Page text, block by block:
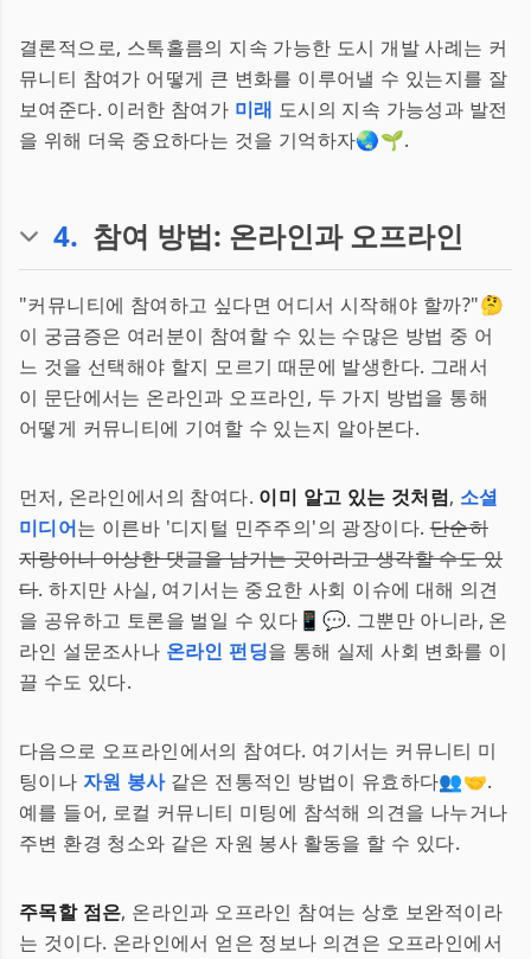
결론적으로, 스톡홀름의 지속 가능한 도시 개발 사례는 커
뮤니티 참여가 어떻게 큰 변화를 이루어낼 수 있는지를 잘
보여준다. 이러한 참여가 미래 도시의 지속 가능성과 발전
을 위해 더욱 중요하다는 것을 기억하자🌏🌱.
4. 참여 방법: 온라인과 오프라인
"커뮤니티에 참여하고 싶다면 어디서 시작해야 할까?"🤔
이 궁금증은 여러분이 참여할 수 있는 수많은 방법 중 어
느 것을 선택해야 할지 모르기 때문에 발생한다. 그래서
이 문단에서는 온라인과 오프라인, 두 가지 방법을 통해
어떻게 커뮤니티에 기여할 수 있는지 알아본다.
먼저, 온라인에서의 참여다. 이미 알고 있는 것처럼, 소셜
미디어는 이른바 '디지털 민주주의'의 광장이다.단순히
자랑이나 이상한 댓글을 남기는 곳이라고 생각할 수도 있
다. 하지만 사실, 여기서는 중요한 사회 이슈에 대해 의견
을 공유하고 토론을 벌일 수 있다📱💬. 그뿐만 아니라, 온
라인 설문조사나 온라인 펀딩을 통해 실제 사회 변화를 이
끌 수도 있다.
다음으로 오프라인에서의 참여다. 여기서는 커뮤니티 미
팅이나 자원 봉사같은 전통적인 방법이 유효하다👥🤝.
예를 들어, 로컬 커뮤니티 미팅에 참석해 의견을 나누거나
주변 환경 청소와 같은 자원 봉사 활동을 할 수 있다.
주목할 점은, 온라인과 오프라인 참여는 상호 보완적이라
는 것이다. 온라인에서 얻은 정보나 의견은 오프라인에서